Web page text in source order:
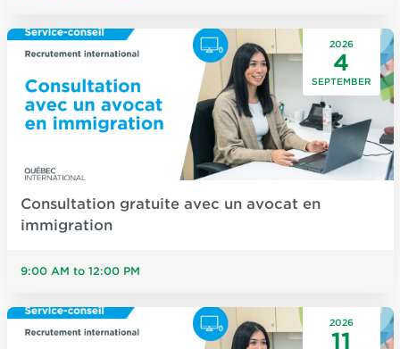
2026
4
SEPTEMBER
Consultation gratuite avec un avocat en
immigration
9:00 AM to 12:00 PM
2026
11